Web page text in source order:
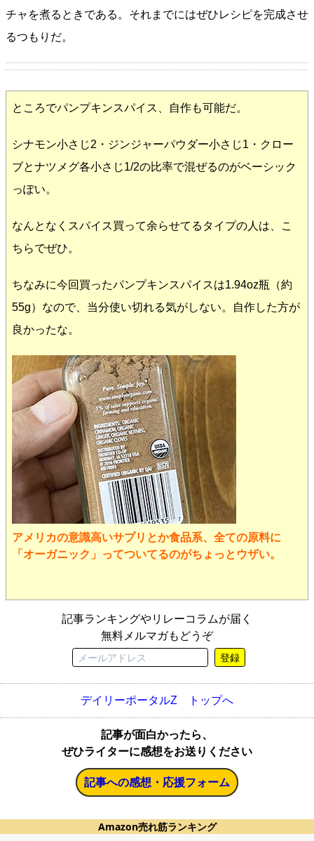
チャを煮るときである。それまでにはぜひレシピを完成させ
るつもりだ。
ところでパンプキンスパイス、自作も可能だ。
シナモン小さじ2・ジンジャーパウダー小さじ1・クロー
ブとナツメグ各小さじ1/2の比率で混ぜるのがベーシック
っぽい。
なんとなくスパイス買って余らせてるタイプの人は、こ
ちらでぜひ。
ちなみに今回買ったパンプキンスパイスは1.94oz瓶（約
55g）なので、当分使い切れる気がしない。自作した方が
良かったな。
アメリカの意識高いサプリとか食品系、全ての原料に
「オーガニック」ってついてるのがちょっとウザい。
記事ランキングやリレーコラムが届く
無料メルマガもどうぞ
登録
デイリーポータルZ トップへ
記事が面白かったら、
ぜひライターに感想をお送りください
記事への感想・応援フォーム
Amazon売れ筋ランキング